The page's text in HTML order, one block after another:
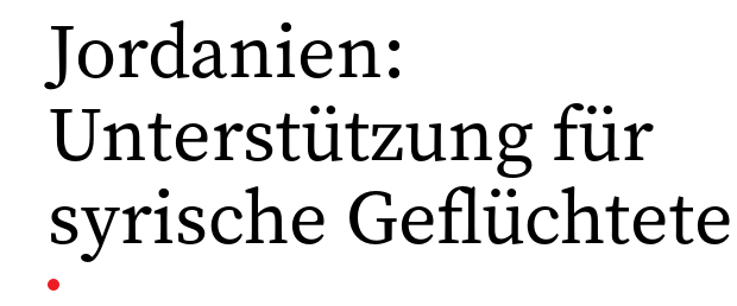
Jordanien:
Unterstützung für
syrische Geflüchtete